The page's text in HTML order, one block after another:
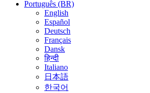
Português (BR)
English
Español
Deutsch
Français
Dansk
हिन्दी
Italiano
日本語
한국어